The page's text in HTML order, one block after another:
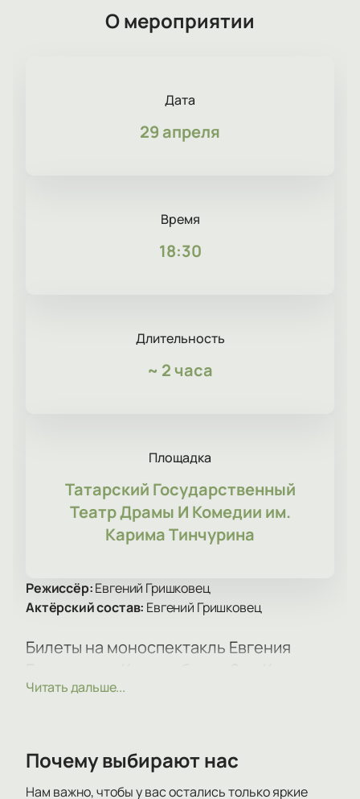
О мероприятии
Дата
29 апреля
Время
18:30
Длительность
~ 2 часа
Площадка
Татарский Государственный
Театр Драмы И Комедии им.
Карима Тинчурина
Режиссёр:Евгений Гришковец
Актёрский состав: Евгений Гришковец
Билеты на моноспектакль Евгения
Моноспектакль «Когда я боюсь?» с Евгением
Карима Тинчурина. Зрители смогут увидеть новую
постановку и приобрести билеты на премьеру по
адресу: Казань, ул. Татарстан, 1.
Читать дальше...
Почему выбирают нас
Нам важно, чтобы у вас остались только яркие